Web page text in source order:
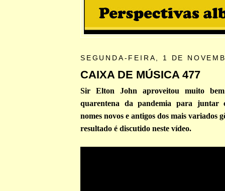
SEGUNDA-FEIRA, 1 DE
CAIXA DE MÚSICA 477
Sir Elton John aproveitou muito
quarentena da pandemia para juntar
nomes novos e antigos dos mais variados
resultado é discutido neste vídeo.